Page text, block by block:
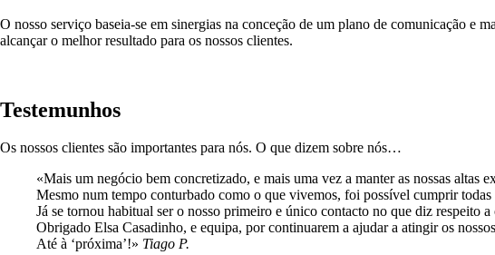
O nosso serviço baseia-se em sinergias na conceção de um plano de comunicação e
alcançar o melhor resultado para os nossos clientes.
Testemunhos
Os nossos clientes são importantes para nós. O que dizem sobre nós…
Mais um negócio bem concretizado, e mais uma vez a manter as nossas altas
Mesmo num tempo conturbado como o que vivemos, foi possível cumprir
Já se tornou habitual ser o nosso primeiro e único contacto no que diz respeito
Obrigado Elsa Casadinho, e equipa, por continuarem a ajudar a atingir os
Até à ‘próxima’!
Tiago P.